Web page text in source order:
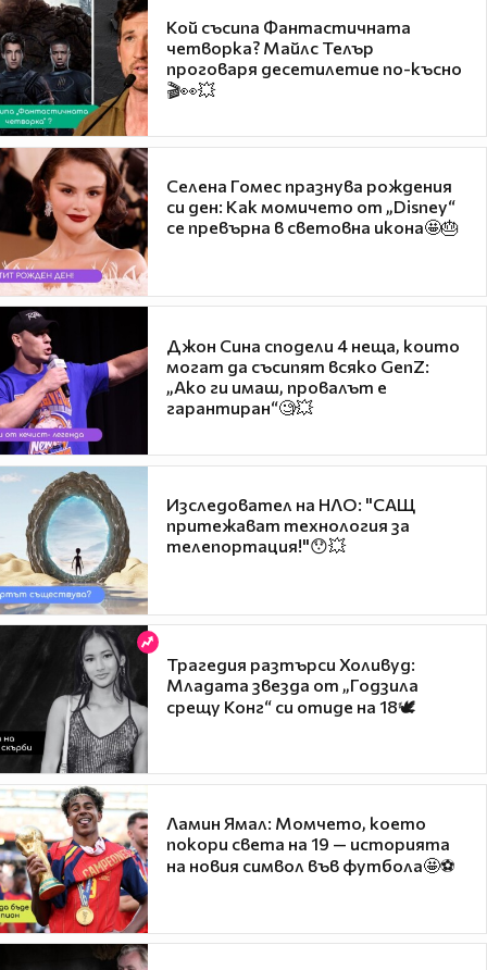
Кой съсипа Фантастичната
четворка? Майлс Телър
проговаря десетилетие по-късно
🎬👀💥
Селена Гомес празнува рождения
си ден: Как момичето от „Disney“
се превърна в световна икона🤩🎂
Джон Сина сподели 4 неща, които
могат да съсипят всяко GenZ:
„Ако ги имаш, провалът е
гарантиран“🧐💥
Изследовател на НЛО: "САЩ
притежават технология за
телепортация!"😯💥
Трагедия разтърси Холивуд:
Младата звезда от „Годзила
срещу Конг“ си отиде на 18🕊️
Ламин Ямал: Момчето, което
покори света на 19 — историята
на новия символ във футбола🤩⚽